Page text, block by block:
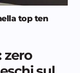
top ten
zero